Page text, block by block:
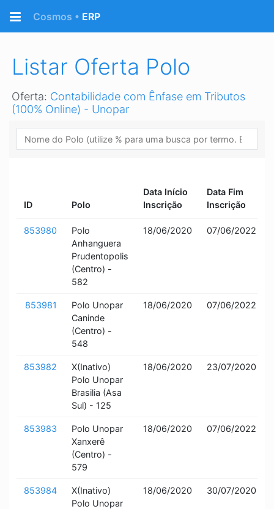
Retornar a página Inicial
Cosmos • ERP
Listar Oferta Polo
Oferta: Contabilidade com Ênfase em Tributos
(100% Online) - Unopar
ID Polo
Data Início
Inscrição
Data Fim
Inscrição
853980
Polo
Anhanguera
Prudentopolis
(Centro) -
582
18/06/2020 07/06/2022
853981
Polo Unopar
Caninde
(Centro) -
548
18/06/2020 07/06/2022
853982
X(Inativo)
Polo Unopar
Brasilia (Asa
Sul) - 125
18/06/2020 23/07/2020
853983
Polo Unopar
Xanxerê
(Centro) -
579
18/06/2020 07/06/2022
853984
X(Inativo)
Polo Unopar
18/06/2020 30/07/2020